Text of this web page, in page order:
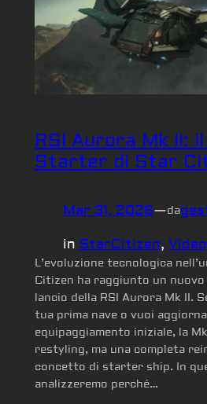
RSI Aurora Mk II:
Starter di Star
Mar 31, 2026—da
in StarCitizen,
L’evoluzione tecnologica
Citizen ha raggiunto un
lancio della RSI Aurora Mk II.
tua prima nave o vuoi
equipaggiamento iniziale, la
restyling, ma una completa
concetto di starter ship. In
analizzeremo perché…